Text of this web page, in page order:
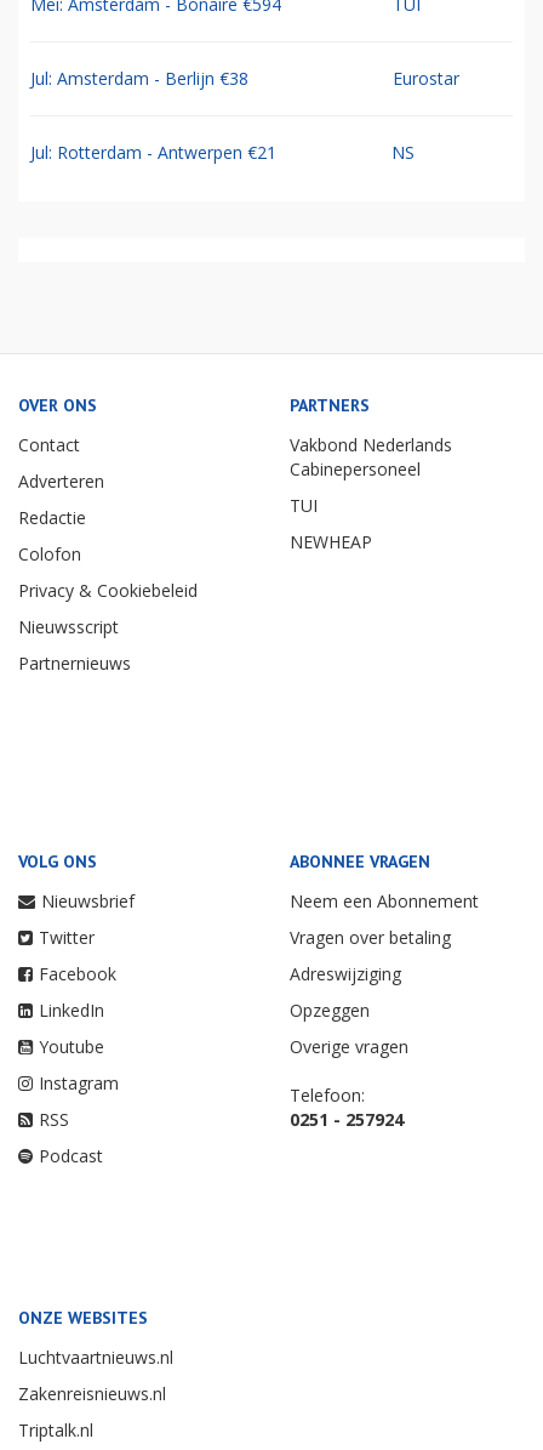
Jul: Amsterdam - Berlijn €38 Eurostar
Jul: Rotterdam - Antwerpen €21 NS
OVER ONS
Contact
Adverteren
Redactie
Colofon
Privacy & Cookiebeleid
Nieuwsscript
Partnernieuws
PARTNERS
Vakbond Nederlands
Cabinepersoneel
TUI
NEWHEAP
VOLG ONS
Nieuwsbrief
Twitter
Facebook
LinkedIn
Youtube
Instagram
RSS
Podcast
ABONNEE VRAGEN
Neem een Abonnement
Vragen over betaling
Adreswijziging
Opzeggen
Overige vragen
Telefoon:
0251 - 257924
ONZE WEBSITES
Luchtvaartnieuws.nl
Zakenreisnieuws.nl
Triptalk.nl